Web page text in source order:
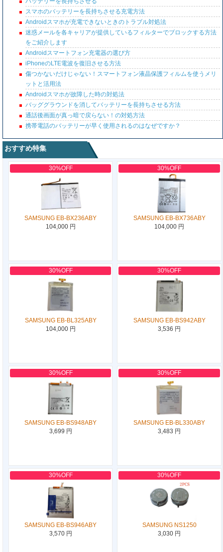
スマホのバッテリーを長持ちさせる充電方法
Androidスマホが充電できないときのトラブル対処法
迷惑メールを各キャリアが提供しているフィルターでブロックする方法
をご紹介します
Androidスマートフォン充電器の選び方
iPhoneのLTE電波を復旧させる方法
傷つかないだけじゃない！スマートフォン液晶保護フィルムを使うメリ
ットと活用法
Androidスマホが故障した時の対処法
バッググラウンドを消してバッテリーを長持ちさせる方法
通話後画面が真っ暗で戻らない！の対処方法
携帯電話のバッテリーが早く使用されるのはなぜですか？
おすすめ特集
30%OFF
SAMSUNG EB-BX236ABY
104,000 円
30%OFF
SAMSUNG EB-BX736ABY
104,000 円
30%OFF
SAMSUNG EB-BL325ABY
104,000 円
30%OFF
SAMSUNG EB-BS942ABY
3,536 円
30%OFF
SAMSUNG EB-BS948ABY
3,699 円
30%OFF
SAMSUNG EB-BL330ABY
3,483 円
30%OFF
SAMSUNG EB-BS946ABY
3,570 円
30%OFF
SAMSUNG NS1250
3,030 円